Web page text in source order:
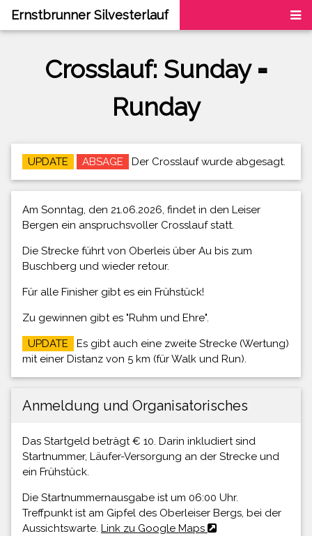
Ernstbrunner Silvesterlauf
Crosslauf: Sunday =
Runday
UPDATE ABSAGE Der Crosslauf wurde abgesagt.
Am Sonntag, den 21.06.2026, findet in den Leiser
Bergen ein anspruchsvoller Crosslauf statt.
Die Strecke führt von Oberleis über Au bis zum
Buschberg und wieder retour.
Für alle Finisher gibt es ein Frühstück!
Zu gewinnen gibt es "Ruhm und Ehre".
UPDATE
Es gibt auch eine zweite Strecke (Wertung)
mit einer Distanz von 5 km (für Walk und Run).
Anmeldung und Organisatorisches
Das Startgeld beträgt € 10. Darin inkludiert sind
Startnummer, Läufer-Versorgung an der Strecke und
ein Frühstück.
Die Startnummernausgabe ist um 06:00 Uhr.
Treffpunkt ist am Gipfel des Oberleiser Bergs, bei der
Aussichtswarte. Link zu Google Maps